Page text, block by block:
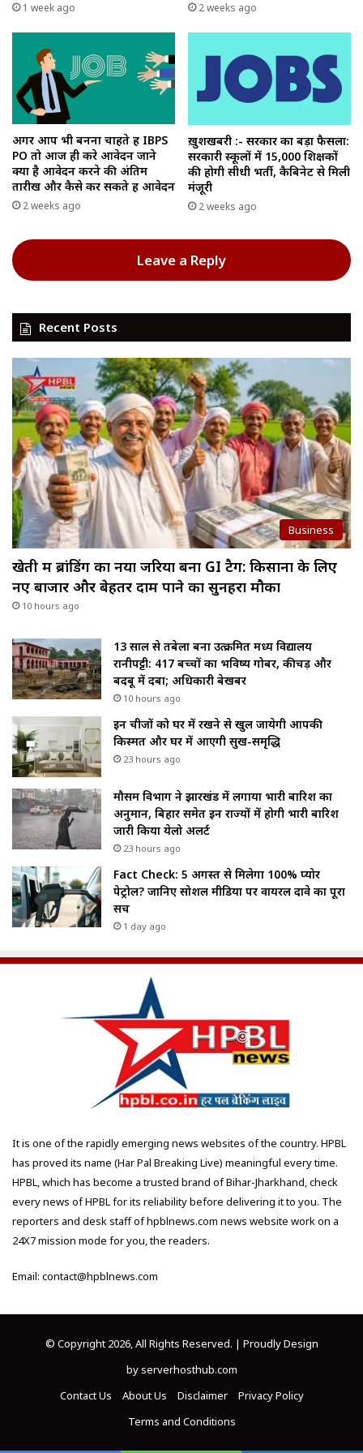
1 week ago 2 weeks ago
अगर आप भी बनना चाहते हैं IBPS
PO तो आज ही करे आवेदन जाने
क्या है आवेदन करने की अंतिम
तारीख और कैसे कर सकते हैं आवेदन
2 weeks ago
ख़ुशखबरी :- सरकार का बड़ा फैसला:
सरकारी स्कूलों में 15,000 शिक्षकों
की होगी सीधी भर्ती, कैबिनेट से मिली
मंजूरी
2 weeks ago
Leave a Reply
Recent Posts
Business
खेती में ब्रांडिंग का नया जरिया बना GI टैग: किसानों के लिए
नए बाजार और बेहतर दाम पाने का सुनहरा मौका
10 hours ago
13 साल से तबेला बना उत्क्रमित मध्य विद्यालय
रानीपट्टी: 417 बच्चों का भविष्य गोबर, कीचड़ और
बदबू में दबा; अधिकारी बेखबर
10 hours ago
इन चीजों को घर में रखने से खुल जायेगी आपकी
किस्मत और घर में आएगी सुख-समृद्धि
23 hours ago
मौसम विभाग ने झारखंड में लगाया भारी बारिश का
अनुमान, बिहार समेत इन राज्यों में होगी भारी बारिश
जारी किया येलो अलर्ट
23 hours ago
Fact Check: 5 अगस्त से मिलेगा 100% प्योर
पेट्रोल? जानिए सोशल मीडिया पर वायरल दावे का पूरा
सच
1 day ago
It is one of the rapidly emerging news websites of the country. HPBL
has proved its name (Har Pal Breaking Live) meaningful every time.
HPBL, which has become a trusted brand of Bihar-Jharkhand, check
every news of HPBL for its reliability before delivering it to you. The
reporters and desk staff of hpblnews.com news website work on a
24X7 mission mode for you, the readers.
Email: contact@hpblnews.com
© Copyright 2026, All Rights Reserved. | Proudly Design
byserverhosthub.com
Contact Us
About Us Disclaimer
Privacy Policy
Terms and Conditions